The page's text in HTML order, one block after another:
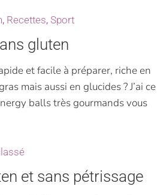
, Recettes, Sport
gluten
et facile à préparer, riche en
mais aussi en glucides ? J’ai ce
balls très gourmands vous
et sans pétrissage